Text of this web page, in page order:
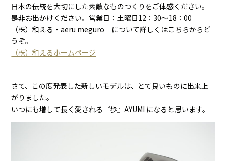
日本の伝統を大切にした素敵なものつくりをご体感ください。
是非お出かけください。営業日：土曜日12：30～18：00
（株）和える・aeru meguro について詳しくはこちらからど
うぞ。
（株）和えるホームページ
さて、この度発表した新しいモデルは、とて良いものに出来上
がりました。
いつにも増して長く愛される『歩』AYUMI になると思います。